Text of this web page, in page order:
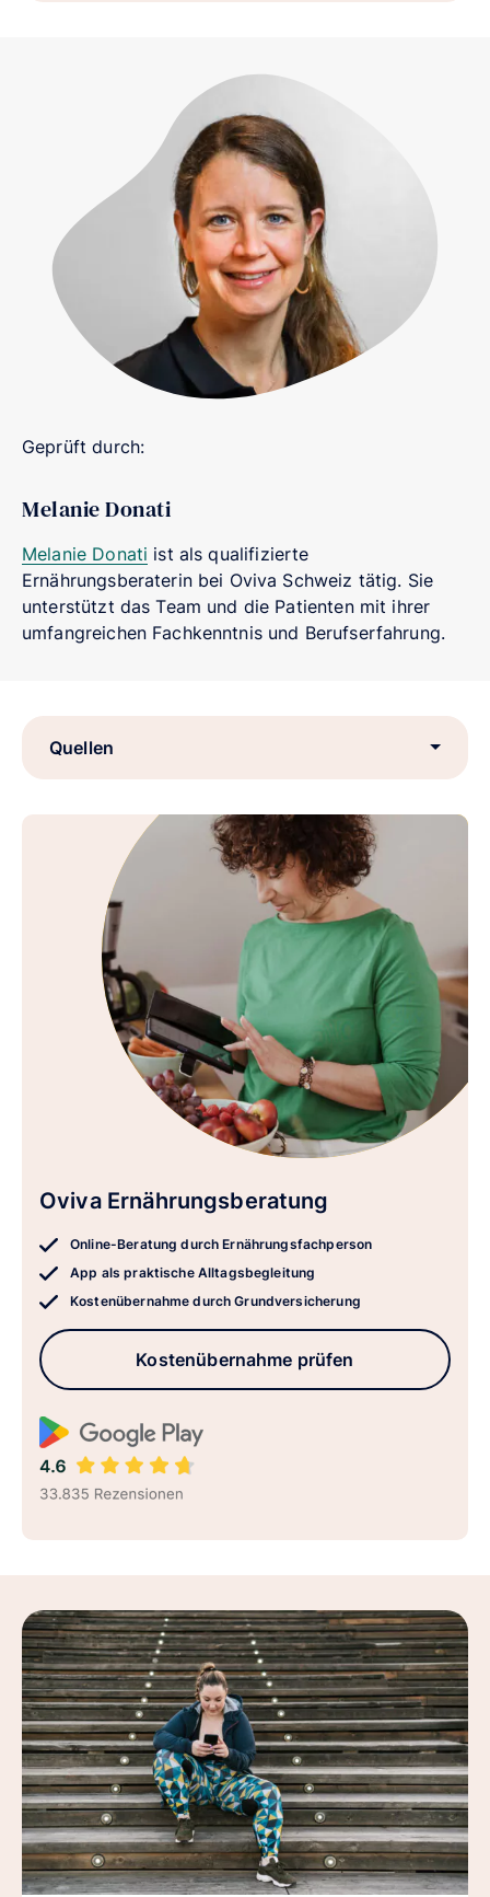
Geprüft durch:
Melanie Donati
Melanie Donati ist als qualifizierte
Ernährungsberaterin bei Oviva Schweiz tätig. Sie
unterstützt das Team und die Patienten mit ihrer
umfangreichen Fachkenntnis und Berufserfahrung.
Quellen
Oviva Ernährungsberatung
Online-Beratung durch Ernährungsfachperson
App als praktische Alltagsbegleitung
Kostenübernahme durch Grundversicherung
Kostenübernahme prüfen